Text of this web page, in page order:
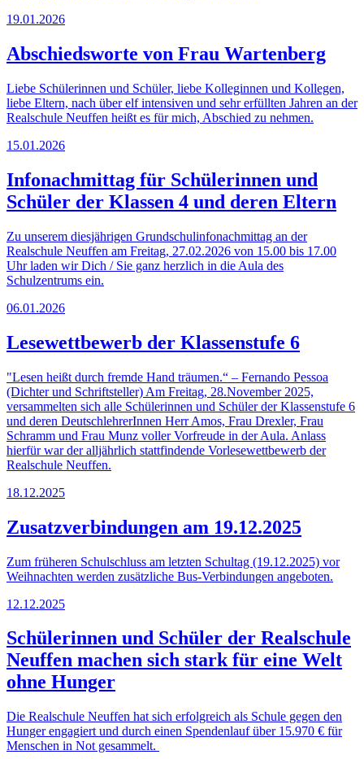
19.01.2026
Abschiedsworte von Frau Wartenberg
Liebe Schülerinnen und Schüler, liebe Kolleginnen und Kollegen,
liebe Eltern,​ nach über elf intensiven und sehr erfüllten Jahren an der
Realschule Neuffen heißt es für mich, Abschied zu nehmen.
15.01.2026
Infonachmittag für Schülerinnen und
Schüler der Klassen 4 und deren Eltern
Zu unserem diesjährigen Grundschulinfonachmittag an der
Realschule Neuffen am Freitag, 27.02.2026 von 15.00 bis 17.00
Uhr laden wir Dich / Sie ganz herzlich in die Aula des
Schulzentrums ein.
06.01.2026
Lesewettbewerb der Klassenstufe 6
"Lesen heißt durch fremde Hand träumen.“ – Fernando Pessoa
(Dichter und Schriftsteller) Am Freitag, 28.November 2025,
versammelten sich alle Schülerinnen und Schüler der Klassenstufe 6
und deren DeutschlehrerInnen Herr Amos, Frau Drexler, Frau
Schramm und Frau Munz voller Vorfreude in der Aula. Anlass
hierfür war der alljährlich stattfindende Vorlesewettbewerb der
Realschule Neuffen.
18.12.2025
Zusatzverbindungen am 19.12.2025
Zum früheren Schulschluss am letzten Schultag (19.12.2025) vor
Weihnachten werden zusätzliche Bus-Verbindungen angeboten.
12.12.2025
Schülerinnen und Schüler der Realschule
Neuffen machen sich stark für eine Welt
ohne Hunger
Die Realschule Neuffen hat sich erfolgreich als Schule gegen den
Hunger engagiert und durch einen Spendenlauf über 15.970 € für
Menschen in Not gesammelt.